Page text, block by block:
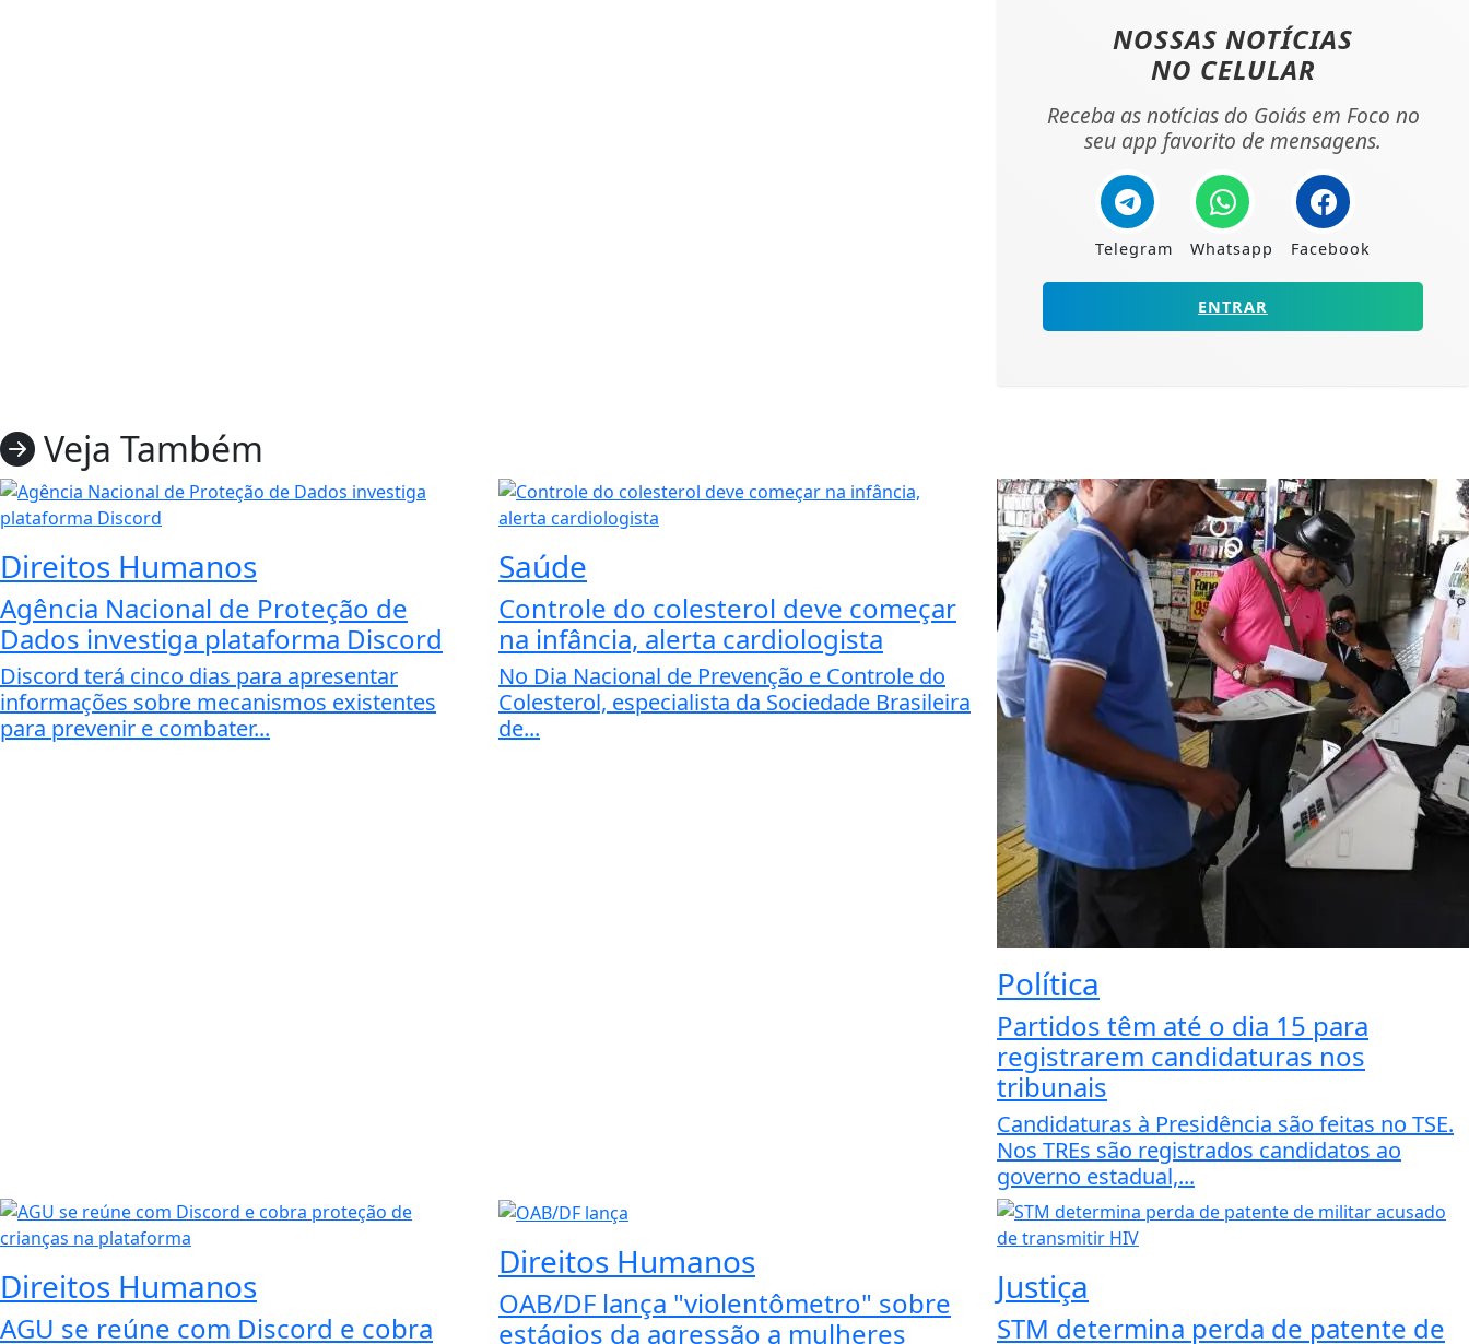
NOSSAS NOTÍCIAS
NO CELULAR
Receba as notícias do Goiás em Foco no
seu app favorito de mensagens.
Telegram Whatsapp Facebook
ENTRAR
Veja Também
Direitos Humanos
Agência Nacional de Proteção de
Dados investiga plataforma Discord
Discord terá cinco dias para apresentar
informações sobre mecanismos existentes
para prevenir e combater...
Saúde
Controle do colesterol deve começar
na infância, alerta cardiologista
No Dia Nacional de Prevenção e Controle do
Colesterol, especialista da Sociedade Brasileira
de...
Política
Partidos têm até o dia 15 para
registrarem candidaturas nos
tribunais
Candidaturas à Presidência são feitas no TSE.
Nos TREs são registrados candidatos ao
governo estadual,...
Direitos Humanos
AGU se reúne com Discord e cobra
Direitos Humanos
OAB/DF lança "violentômetro" sobre
estágios da agressão a mulheres
Justiça
STM determina perda de patente de